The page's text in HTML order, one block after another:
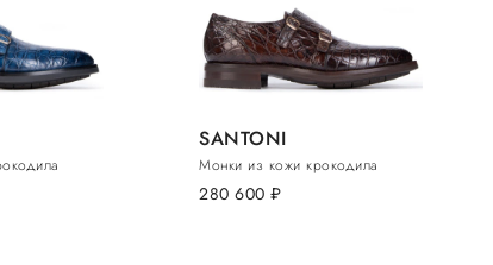
SANTONI
Монки из кожи крокодила
280 600 руб.